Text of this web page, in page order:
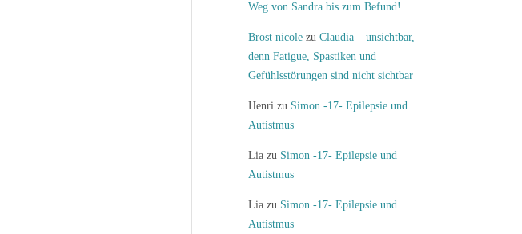
Weg von Sandra bis zum Befund!
Brost nicolezu Claudia – unsichtbar,
denn Fatigue, Spastiken und
Gefühlsstörungen sind nicht sichtbar
Henrizu Simon -17- Epilepsie und
Autistmus
Liazu Simon -17- Epilepsie und
Autistmus
Liazu Simon -17- Epilepsie und
Autistmus